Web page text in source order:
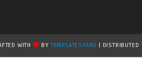
WITH BYTEMPLATESYARD | DISTRIBUTED